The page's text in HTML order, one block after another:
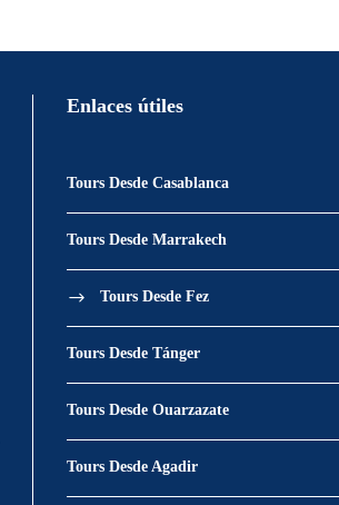
Enlaces útiles
Tours Desde Casablanca
Tours Desde Marrakech
Tours Desde Fez
Tours Desde Tánger
Tours Desde Ouarzazate
Tours Desde Agadir